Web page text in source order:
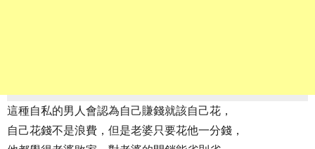
這種自私的男人會認為自己賺錢就該自己花，
自己花錢不是浪費，但是老婆只要花他一分錢，